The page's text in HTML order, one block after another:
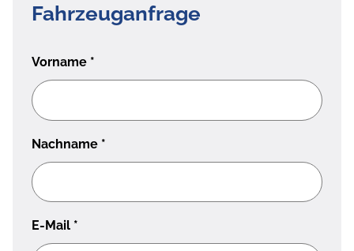
Fahrzeuganfrage
Vorname *
Nachname *
E-Mail *